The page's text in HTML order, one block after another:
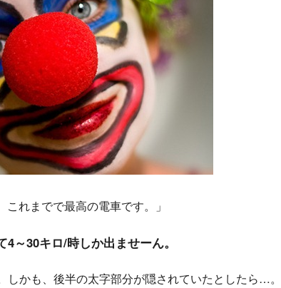
これまでで最高の電車です。」
～30キロ/時しか出ませーん。
しかも、後半の太字部分が隠されていたとしたら…。